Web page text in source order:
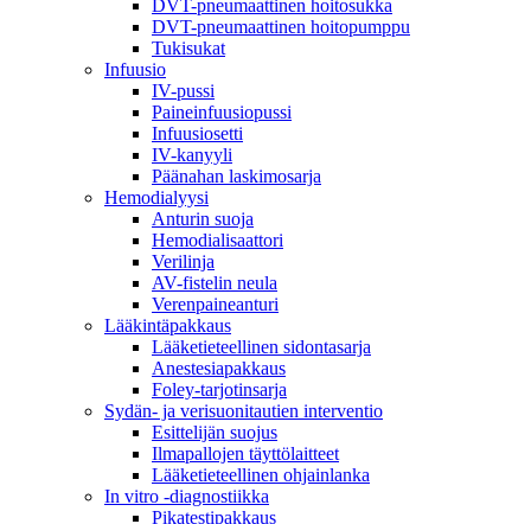
DVT-pneumaattinen hoitosukka
DVT-pneumaattinen hoitopumppu
Tukisukat
Infuusio
IV-pussi
Paineinfuusiopussi
Infuusiosetti
IV-kanyyli
Päänahan laskimosarja
Hemodialyysi
Anturin suoja
Hemodialisaattori
Verilinja
AV-fistelin neula
Verenpaineanturi
Lääkintäpakkaus
Lääketieteellinen sidontasarja
Anestesiapakkaus
Foley-tarjotinsarja
Sydän- ja verisuonitautien interventio
Esittelijän suojus
Ilmapallojen täyttölaitteet
Lääketieteellinen ohjainlanka
In vitro -diagnostiikka
Pikatestipakkaus